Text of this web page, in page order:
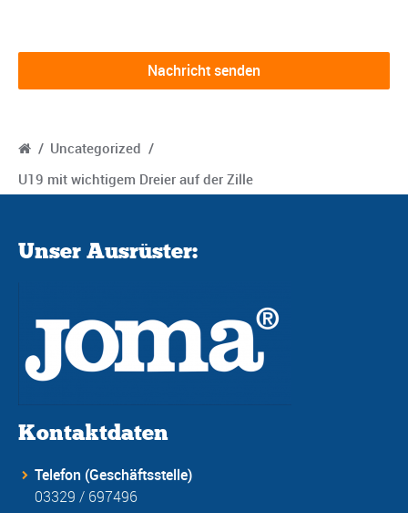
/ Uncategorized /
U19 mit wichtigem Dreier auf der Zille
Unser Ausrüster:
Kontaktdaten
Telefon (Geschäftsstelle)
03329 / 697496